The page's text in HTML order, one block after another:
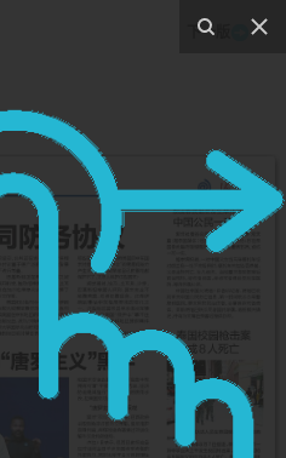
下一版